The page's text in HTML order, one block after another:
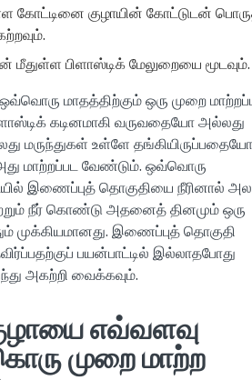
கோட்டினை குழாயின் கோட்டுடன்
மீதுள்ள பிளாஸ்டிக் மேலுறையை மூடவும்.
மாதத்திற்கும் ஒரு முறை
கடினமாகி வருவதையோ அல்லது
மருந்துகள் உள்ளே தங்கியிருப்பதையோ
மாற்றப்பட வேண்டும். ஒவ்வொரு
இணைப்புத் தொகுதியை நீரினால்
நீர் கொண்டு அதனைத் தினமும் ஒரு
முக்கியமானது. இணைப்புத் தொகுதி
பயன்பாட்டில் இல்லாதபோது
அகற்றி வைக்கவும்.
எவ்வளவு
முறை மாற்ற